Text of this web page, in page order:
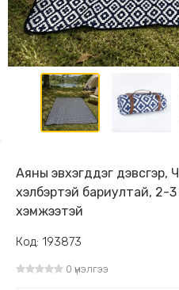
Аяны эвхэгддэг дэвсгэр,
хэлбэртэй бариултай, 2-3
хэмжээтэй
Код: 193873
0 үнэлгээ